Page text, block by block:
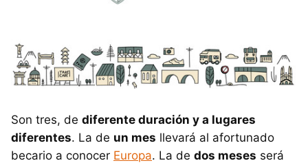
Son tres, de diferente duración y a lugares
diferentes. La de un mes llevará al afortunado
becario a conocer Europa. La de dos meses será